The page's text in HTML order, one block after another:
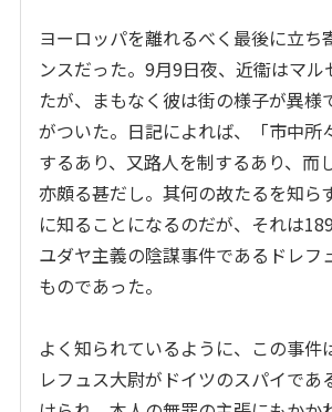
ヨーロッパを離れるべく最後に立ち
ンスだった。 9月9日夜、近衞はマル
たが、まもなく彼は街の様子が異様
がついた。日記によれば、「市中所
するあり、又路人を制するあり、而
亦頗る甚だし。其何の故たるを知ら
に知ることになるのだが、それは
ユダヤ主義の陰謀事件であるドレフ
ものであった。
よく知られているように、この事件
レフュス大尉がドイツのスパイであ